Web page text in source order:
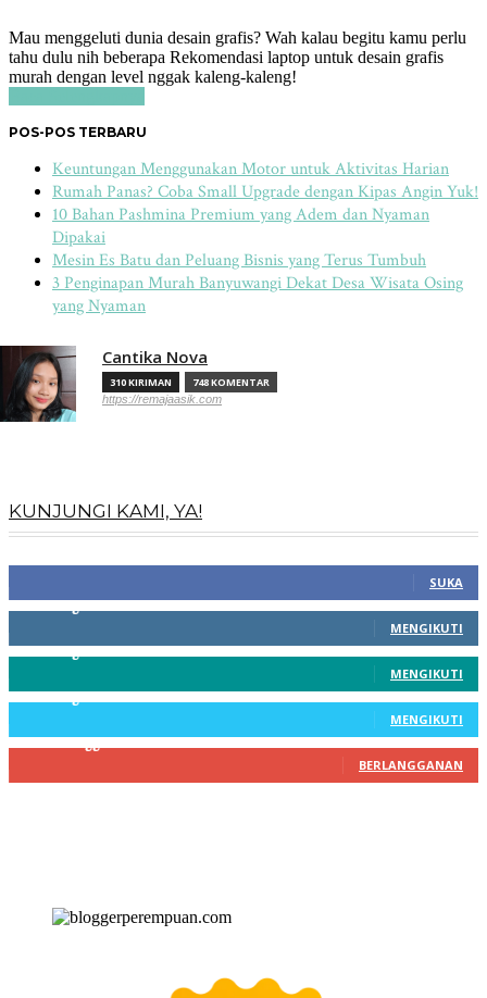
Mau menggeluti dunia desain grafis? Wah kalau begitu kamu perlu
tahu dulu nih beberapa Rekomendasi laptop untuk desain grafis
murah dengan level nggak kaleng-kaleng!
POS-POS TERBARU
Keuntungan Menggunakan Motor untuk Aktivitas Harian
Rumah Panas? Coba Small Upgrade dengan Kipas Angin Yuk!
10 Bahan Pashmina Premium yang Adem dan Nyaman
Dipakai
Mesin Es Batu dan Peluang Bisnis yang Terus Tumbuh
3 Penginapan Murah Banyuwangi Dekat Desa Wisata Osing
yang Nyaman
Cantika Nova
310 KIRIMAN 748 KOMENTAR
https://remajaasik.com
KUNJUNGI KAMI, YA!
SUKA
MENGIKUTI
MENGIKUTI
MENGIKUTI
BERLANGGANAN